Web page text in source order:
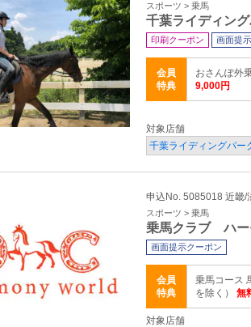
スポーツ > 乗馬
千葉ライディン
印刷クーポン 画面提
会員
特典
おさんぽ外
9,000円
対象店舗
千葉ライディングパー
申込No. 5085018 近畿/
スポーツ > 乗馬
乗馬クラブ ハー
画面提示クーポン
会員
特典
乗馬コース
を除く） 無
対象店舗